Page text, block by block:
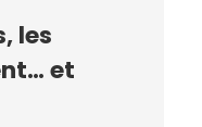
les
et